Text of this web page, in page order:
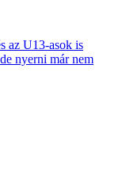
az U13-asok is
nyerni már nem